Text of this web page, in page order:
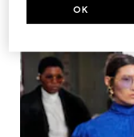
OK